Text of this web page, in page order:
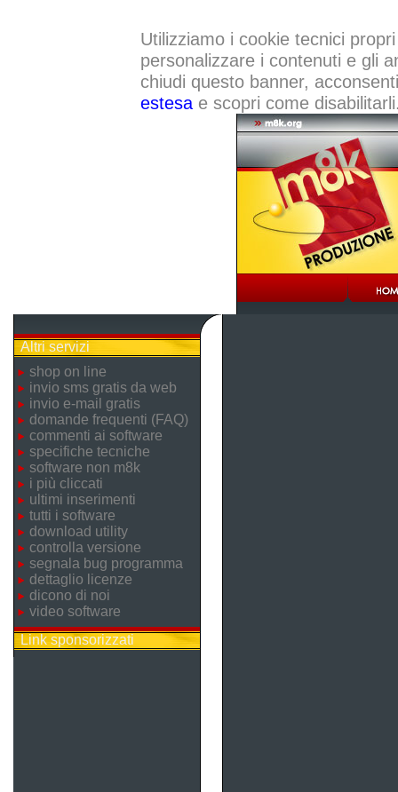
Utilizziamo i cookie tecnici
personalizzare i contenuti e gli
chiudi questo banner,
estesae scopri come
Altri servizi
shop on line
invio sms gratis da web
invio e-mail gratis
domande frequenti (FAQ)
commenti ai software
specifiche tecniche
software non m8k
i più cliccati
ultimi inserimenti
tutti i software
download utility
controlla versione
segnala bug programma
dettaglio licenze
dicono di noi
video software
Link sponsorizzati